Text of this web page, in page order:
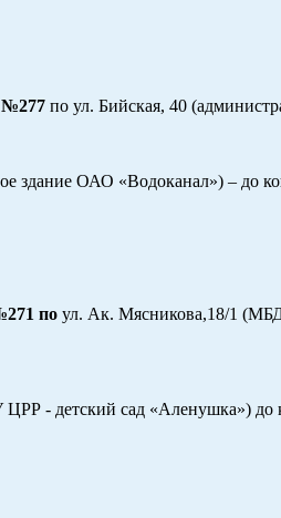
№277 по ул. Бийская, 40
здание ОАО «Водоканал») – до
по ул. Ак. Мясникова,18/1
- детский сад «Аленушка») до